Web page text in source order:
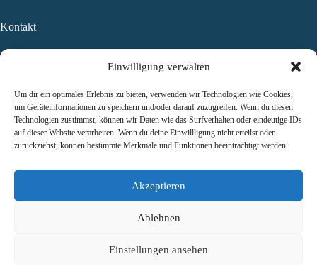
Einwilligung verwalten
Um dir ein optimales Erlebnis zu bieten, verwenden wir Technologien wie Cookies,
um Geräteinformationen zu speichern und/oder darauf zuzugreifen. Wenn du diesen
Technologien zustimmst, können wir Daten wie das Surfverhalten oder eindeutige IDs
auf dieser Website verarbeiten. Wenn du deine Einwillligung nicht erteilst oder
zurückziehst, können bestimmte Merkmale und Funktionen beeinträchtigt werden.
Akzeptieren
Ablehnen
Einstellungen ansehen
Kontakt
1100 Wien, Am Belvedere 1
FN 489853 y
Handelsgericht Wien
UID ATU73397013
office@tauroscapital.com
TAUROS Capital Management GmbH